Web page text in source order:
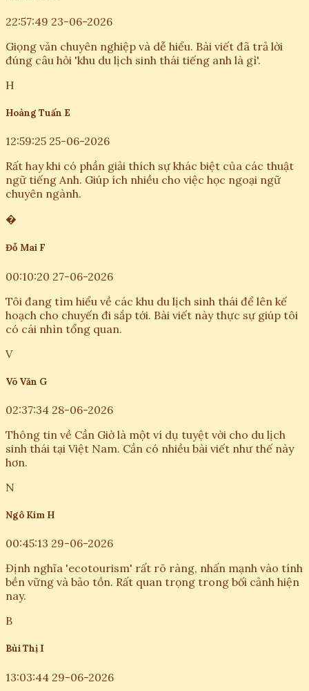
22:57:49 23-06-2026
Giọng văn chuyên nghiệp và dễ hiểu. Bài viết đã trả lời
đúng câu hỏi 'khu du lịch sinh thái tiếng anh là gì'.
H
Hoàng Tuấn E
12:59:25 25-06-2026
Rất hay khi có phần giải thích sự khác biệt của các thuật
ngữ tiếng Anh. Giúp ích nhiều cho việc học ngoại ngữ
chuyên ngành.
�
Đỗ Mai F
00:10:20 27-06-2026
Tôi đang tìm hiểu về các khu du lịch sinh thái để lên kế
hoạch cho chuyến đi sắp tới. Bài viết này thực sự giúp tôi
có cái nhìn tổng quan.
V
Võ Văn G
02:37:34 28-06-2026
Thông tin về Cần Giờ là một ví dụ tuyệt vời cho du lịch
sinh thái tại Việt Nam. Cần có nhiều bài viết như thế này
hơn.
N
Ngô Kim H
00:45:13 29-06-2026
Định nghĩa 'ecotourism' rất rõ ràng, nhấn mạnh vào tính
bền vững và bảo tồn. Rất quan trọng trong bối cảnh hiện
nay.
B
Bùi Thị I
13:03:44 29-06-2026